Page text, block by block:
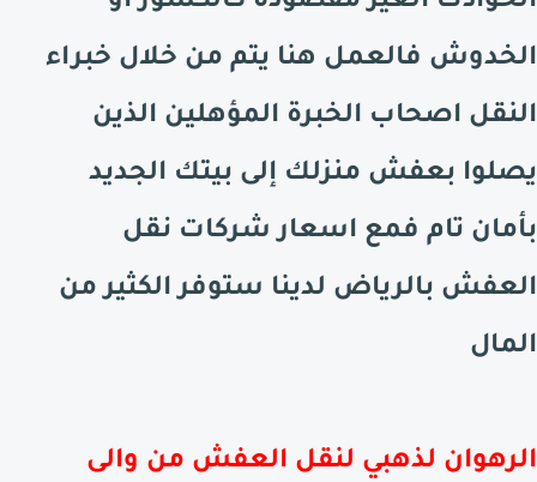
الخدوش فالعمل هنا يتم من خلال خبراء
النقل اصحاب الخبرة المؤهلين الذين
يصلوا بعفش منزلك إلى بيتك الجديد
بأمان تام فمع اسعار شركات نقل
العفش بالرياض لدينا ستوفر الكثير من
المال
الرهوان لذهبي لنقل العفش من والى